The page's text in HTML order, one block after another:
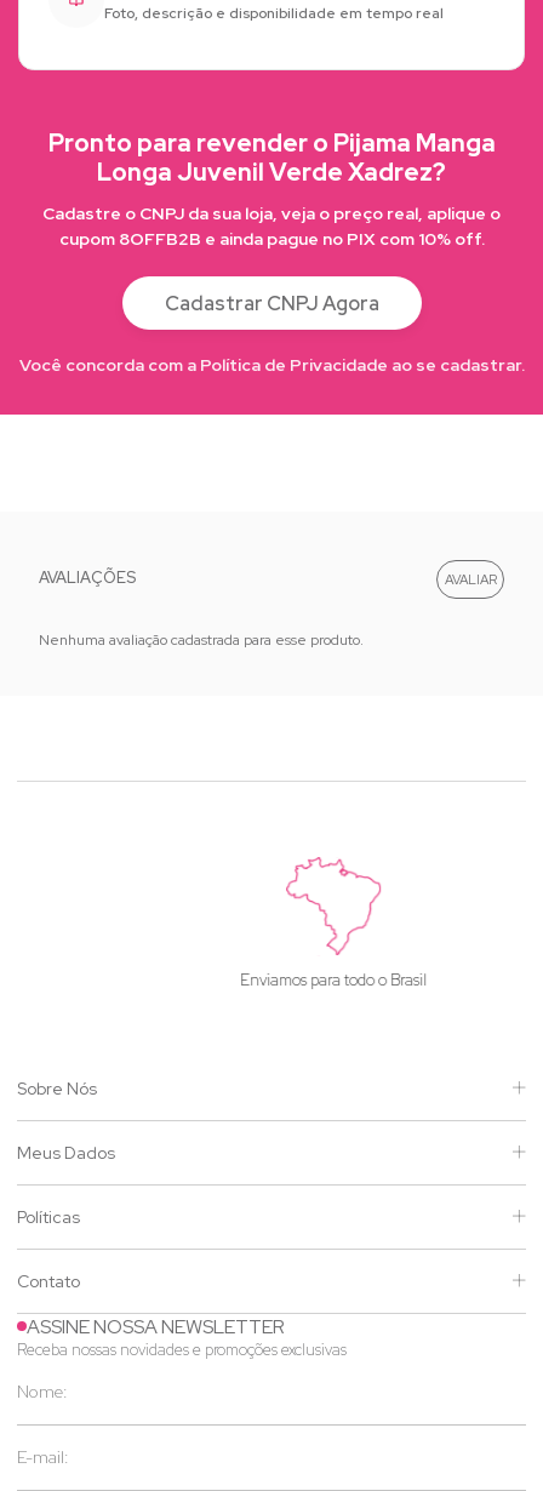
Foto, descrição e disponibilidade em tempo real
Pronto para revender o Pijama Manga
Longa Juvenil Verde Xadrez?
Cadastre o CNPJ da sua loja, veja o preço real, aplique o
cupom 8OFFB2B e ainda pague no PIX com 10% off.
Cadastrar CNPJ Agora
Você concorda com a Política de Privacidade ao se cadastrar.
AVALIAÇÕES
Nenhuma avaliação cadastrada para esse produto.
Enviamos para todo o Brasil
Sobre Nós
Meus Dados
Políticas
Contato
ASSINE NOSSA NEWSLETTER
Receba nossas novidades e promoções exclusivas